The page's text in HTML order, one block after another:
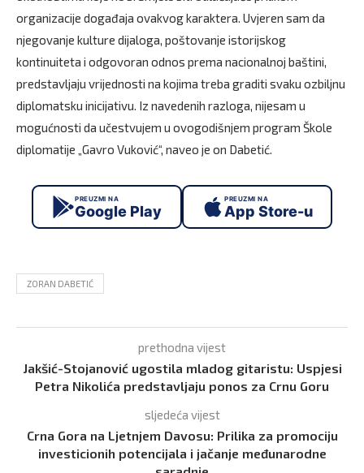
organizacije događaja ovakvog karaktera. Uvjeren sam da
njegovanje kulture dijaloga, poštovanje istorijskog
kontinuiteta i odgovoran odnos prema nacionalnoj baštini,
predstavljaju vrijednosti na kojima treba graditi svaku ozbiljnu
diplomatsku inicijativu. Iz navedenih razloga, nijesam u
mogućnosti da učestvujem u ovogodišnjem program Škole
diplomatije „Gavro Vuković“, naveo je on Dabetić.
PREUZMI NA
Google Play
PREUZMI NA
App Store-u
ZORAN DABETIĆ
prethodna vijest
Jakšić-Stojanović ugostila mladog gitaristu: Uspjesi
Petra Nikolića predstavljaju ponos za Crnu Goru
sljedeća vijest
Crna Gora na Ljetnjem Davosu: Prilika za promociju
investicionih potencijala i jačanje međunarodne